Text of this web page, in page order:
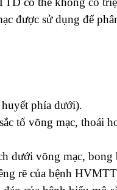
được sử dụng để
phía dưới).
tố võng mạc, thoái
dưới võng mạc, bong
rẽ của bệnh